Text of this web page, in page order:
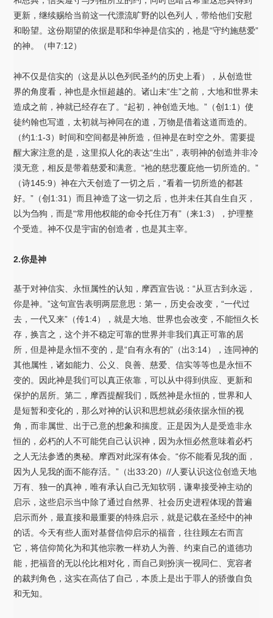
更新，继续赐给当前这一代漂流旷野的以色列人，带给他们安慰
和盼望。这份期望的依据是耶和华神是信实的，祂是“守约施慈爱”
的神。（申7:12）
神不仅是信实的（这是从以色列民圣约的历史上看），从创造世
界的角度看，神也是永恒超越的。诸山未“生”之前，大地和世界未
造成之前，神就已经存在了。“起初，神创造天地。”（创1:1）使
徒约翰也写道，太初就与神同在的道，万物是借着这道而造的。
（约1:1-3）时间和空间都是神所造，但神是在时空之外。需要提
醒大家注意的是，这里拟人化的表达“生出”，表明神的创造并非冷
漠无意，相反是带着慈爱和满意。“祂的慈悲覆庇他一切所造的。”
（诗145:9）神在六天创造了一切之后，“看着一切所造的都甚
好。”（创1:31）而且神造了这一切之后，也并未任其自生自灭，
以为刍狗，而是“常用他权能的命令托住万有”（来1:3），护理整
个受造。神不仅是宇宙的创造者，也是其主宰。
2.你是神
基于对神信实、永恒属性的认知，摩西宣告说：“从亘古到永远，
你是神。”这句宣告表明两层意思：第一，历史会改变，“一代过
去，一代又来”（传1:4），就是大地、世界也会改变，不能恒久长
存，换言之，这个并不稳定可靠的世界并非我们真正可靠的居
所，但是神是永恒不变的，是“自有永有的”（出3:14），连同神的
其他属性，诸如能力、公义、良善、慈爱、信实等等也是永恒不
变的。因此神是我们可以真正依靠，可以从中得到供应、更新和
保护的居所。第二，摩西提醒我们，既然神是永恒的，世界和人
是短暂和变化的，那么对神的认识和思想就必须依据永恒的视
角，而非属世、出于己意的想象和揣度。正是因为人是受造非永
恒的，必朽的人不可能凭自己认识神，因为永恒必然意味着必朽
之人无法参透的奥秘。摩西对此深有体会。“你不能看见我的面，
因为人见我的面不能存活。”（出33:20）//人要认识这位创造天地
万有、独一的真神，唯有承认自己无知软弱，谦卑接受神主动的
启示，这些启示当中除了通过自然界、社会历史进程体现的普遍
启示而外，最直接和最重要的特殊启示，就是记载在圣经中的神
的话。今天有些人面对基督信仰启示的福音，往往顾左右而言
它，将信仰简化为和其他宗教一样劝人为善、约束自己的道德功
能，把福音的无以伦比相对化，而自己则扮演一视同仁、宽容者
的裁判角色，这实在高估了自己，本质上是出于罪人的骄傲自负
和无知。